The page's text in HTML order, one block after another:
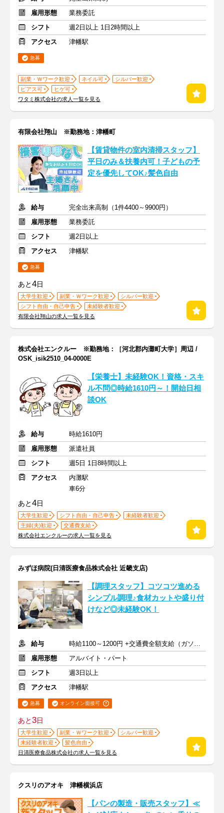
雇用形態
業務委託
シフト
週2日以上 1日2時間以上
アクセス
津幡駅
急募
副業・Ｗワーク歓迎 ネイル可
シルバー歓迎
ピアス可
ヒゲ可
ワタミ株式会社の求人一覧を見る
有限会社翔山 ※勤務地：津幡町
【賃貸物件の室内清掃スタッフ】
平日のみ＆扶養内可！子どもの予
定を優先してOK♪髪色自由
給与
完全出来高制（1件4400～9900円）
雇用形態
業務委託
シフト
週2日以上
アクセス
津幡駅
急募
あと4日
大学生歓迎 副業・Ｗワーク歓迎
シルバー歓迎
シフト自由・自己申告
未経験者歓迎
有限会社翔山の求人一覧を見る
株式会社エンクルー ※勤務地：［河北郡内灘町大学］周辺 /
OSK_isik2510_04-0000E
【栄養士】未経験OK！資格・スキ
ル不問◎時給1610円～！開始日相
談OK
給与
時給1610円
雇用形態
派遣社員
シフト
週5日 1日8時間以上
アクセス
内灘駅
車6分
あと4日
大学生歓迎 シフト自由・自己申告
未経験者歓迎
主婦(夫)歓迎
交通費支給
株式会社エンクルーの求人一覧を見る
みずほ病院(日清医療食品株式会社 近畿支店)
【調理スタッフ】コツコツ進める
シンプル調理♪食材カットや盛り付
けなど◎未経験OK！
給与
時給1100～1200円 +交通費全額支給（ガソリン代も支給）
雇用形態
アルバイト・パート
シフト
週3日以上
アクセス
津幡駅
急募 オンライン面接可
あと3日
大学生歓迎 副業・Ｗワーク歓迎
シルバー歓迎
未経験者歓迎
髪色自由
日清医療食品株式会社の求人一覧を見る
クスリのアオキ 津幡横浜店
【パンの製造・販売スタッフ】≪